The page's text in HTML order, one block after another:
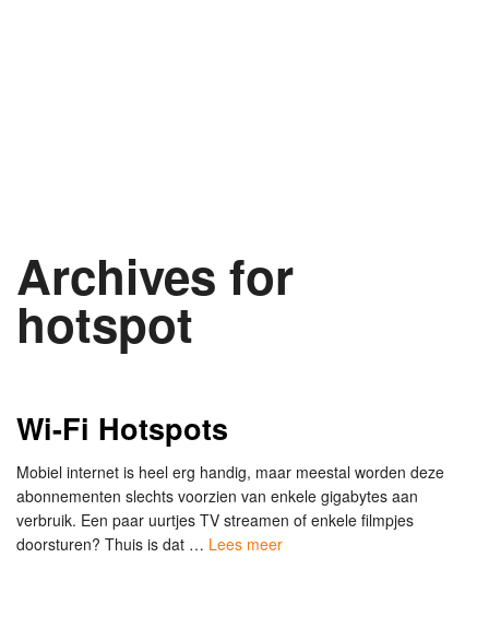
Archives for
hotspot
Wi-Fi Hotspots
Mobiel internet is heel erg handig, maar meestal worden deze
abonnementen slechts voorzien van enkele gigabytes aan
verbruik. Een paar uurtjes TV streamen of enkele filmpjes
doorsturen? Thuis is dat … Lees meer